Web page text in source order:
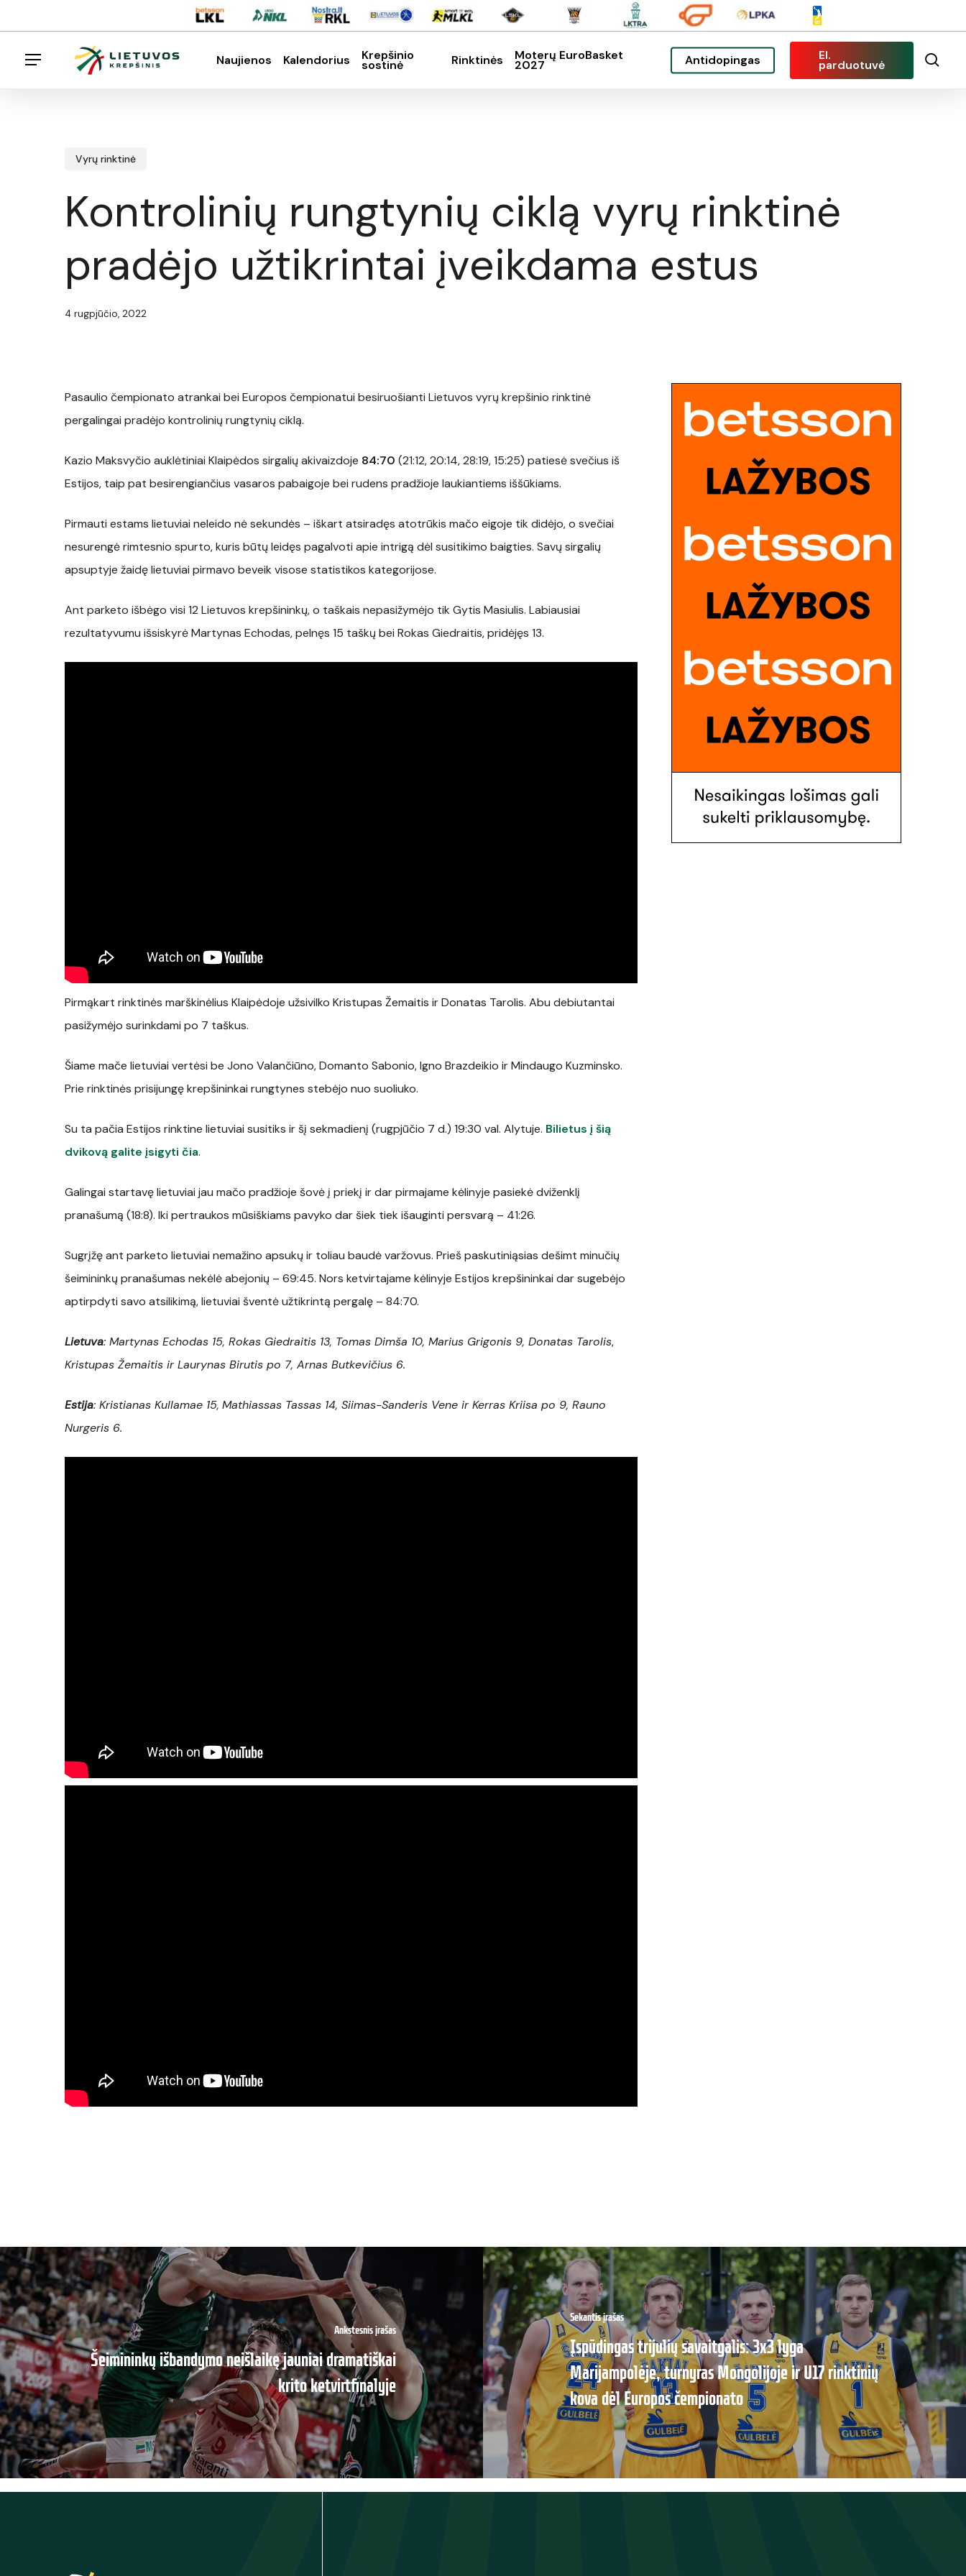
to
Menu
Naujienos Kalendorius Krepšinio
sostinė Rinktinės Moterų EuroBasket
2027 Antidopingas El.
parduotuvė
Vyrų rinktinė
Kontrolinių rungtynių ciklą vyrų rinktinė
pradėjo užtikrintai įveikdama estus
4 rugpjūčio, 2022
Pasaulio čempionato atrankai bei Europos čempionatui besiruošianti Lietuvos vyrų krepšinio rinktinė
pergalingai pradėjo kontrolinių rungtynių ciklą.
Kazio Maksvyčio auklėtiniai Klaipėdos sirgalių akivaizdoje 84:70 (21:12, 20:14, 28:19, 15:25) patiesė svečius iš
Estijos, taip pat besirengiančius vasaros pabaigoje bei rudens pradžioje laukiantiems iššūkiams.
Pirmauti estams lietuviai neleido nė sekundės – iškart atsiradęs atotrūkis mačo eigoje tik didėjo, o svečiai
nesurengė rimtesnio spurto, kuris būtų leidęs pagalvoti apie intrigą dėl susitikimo baigties. Savų sirgalių
apsuptyje žaidę lietuviai pirmavo beveik visose statistikos kategorijose.
Ant parketo išbėgo visi 12 Lietuvos krepšininkų, o taškais nepasižymėjo tik Gytis Masiulis. Labiausiai
rezultatyvumu išsiskyrė Martynas Echodas, pelnęs 15 taškų bei Rokas Giedraitis, pridėjęs 13.
Pirmąkart rinktinės marškinėlius Klaipėdoje užsivilko Kristupas Žemaitis ir Donatas Tarolis. Abu debiutantai
pasižymėjo surinkdami po 7 taškus.
Šiame mače lietuviai vertėsi be Jono Valančiūno, Domanto Sabonio, Igno Brazdeikio ir Mindaugo Kuzminsko.
Prie rinktinės prisijungę krepšininkai rungtynes stebėjo nuo suoliuko.
Su ta pačia Estijos rinktine lietuviai susitiks ir šį sekmadienį (rugpjūčio 7 d.) 19:30 val. Alytuje. Bilietus į šią
dvikovą galite įsigyti čia.
Galingai startavę lietuviai jau mačo pradžioje šovė į priekį ir dar pirmajame kėlinyje pasiekė dviženklį
pranašumą (18:8). Iki pertraukos mūsiškiams pavyko dar šiek tiek išauginti persvarą – 41:26.
Sugrįžę ant parketo lietuviai nemažino apsukų ir toliau baudė varžovus. Prieš paskutiniąsias dešimt minučių
šeimininkų pranašumas nekėlė abejonių – 69:45. Nors ketvirtajame kėlinyje Estijos krepšininkai dar sugebėjo
aptirpdyti savo atsilikimą, lietuviai šventė užtikrintą pergalę – 84:70.
Lietuva: Martynas Echodas 15, Rokas Giedraitis 13, Tomas Dimša 10, Marius Grigonis 9, Donatas Tarolis,
Kristupas Žemaitis ir Laurynas Birutis po 7, Arnas Butkevičius 6.
Estija: Kristianas Kullamae 15, Mathiassas Tassas 14, Siimas-Sanderis Vene ir Kerras Kriisa po 9, Rauno
Nurgeris 6.
Ankstesnis įrašas
Šeimininkų išbandymo neišlaikę jauniai dramatiškai
krito ketvirtfinalyje
Sekantis įrašas
Įspūdingas trijulių savaitgalis: 3x3 lyga
Marijampolėje, turnyras Mongolijoje ir U17 rinktinių
kova dėl Europos čempionato